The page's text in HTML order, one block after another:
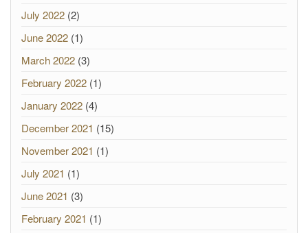
July 2022 (2)
June 2022 (1)
March 2022 (3)
February 2022 (1)
January 2022 (4)
December 2021 (15)
November 2021 (1)
July 2021 (1)
June 2021 (3)
February 2021 (1)